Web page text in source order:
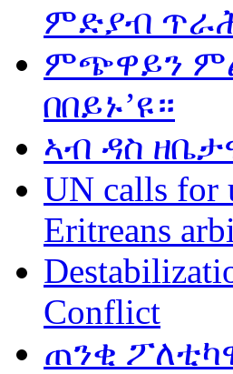
ምድያብ ጥራሕ
ምጭዋይን
በበይኑ’ዩ።
ኣብ ዳስ
UN calls for
Eritreans
Conflict
ጠንቂ